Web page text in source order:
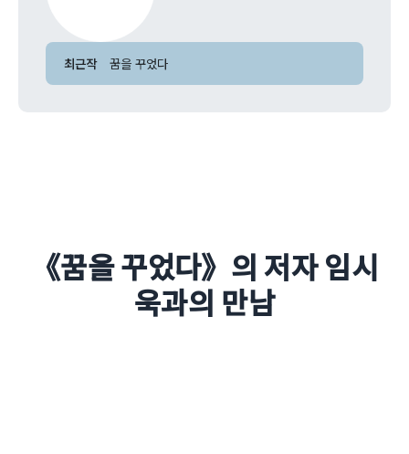
최근작 꿈을 꾸었다
《꿈을 꾸었다》의 저자 임시
욱과의 만남